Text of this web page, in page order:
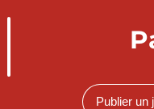
Publier un